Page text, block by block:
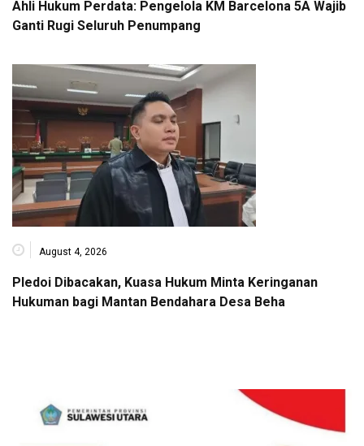
Ahli Hukum Perdata: Pengelola KM Barcelona 5A Wajib
Ganti Rugi Seluruh Penumpang
August 4, 2026
Pledoi Dibacakan, Kuasa Hukum Minta Keringanan
Hukuman bagi Mantan Bendahara Desa Beha